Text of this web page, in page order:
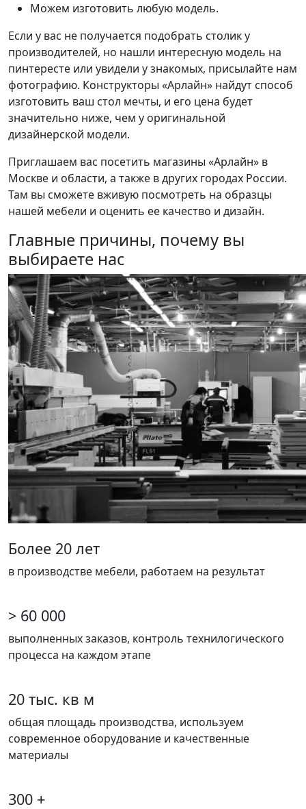
Можем изготовить любую модель.
Если у вас не получается подобрать столик у
производителей, но нашли интересную модель на
пинтересте или увидели у знакомых, присылайте нам
фотографию. Конструкторы «Арлайн» найдут способ
изготовить ваш стол мечты, и его цена будет
значительно ниже, чем у оригинальной
дизайнерской модели.
Приглашаем вас посетить магазины «Арлайн» в
Москве и области, а также в других городах России.
Там вы сможете вживую посмотреть на образцы
нашей мебели и оценить ее качество и дизайн.
Главные причины, почему вы
выбираете нас
Более 20 лет
в производстве мебели, работаем на результат
> 60 000
выполненных заказов, контроль технилогического
процесса на каждом этапе
20 тыс. кв м
общая площадь производства, используем
современное оборудование и качественные
материалы
300 +